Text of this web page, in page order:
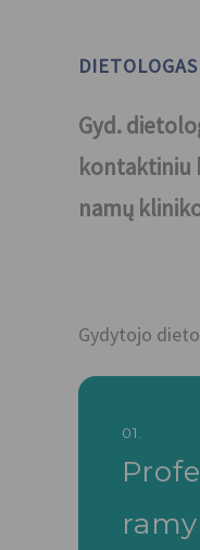
Gyd.
kontaktiniu
namų
Gydytojo
01.